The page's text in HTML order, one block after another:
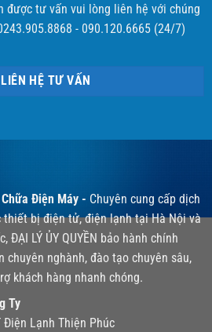
được tư vấn vui lòng liên hệ với chúng
- 090.120.6665 (24/7)
LIÊN HỆ TƯ VẤN
Điện Máy - Chuyên cung cấp dịch
thiết bị điện tử, điện lạnh tại Hà Nội và
ĐẠI LÝ ỦY QUYỀN bảo hành chính
chuyên nghành, đào tạo chuyên sâu,
khách hàng nhanh chóng.
Ty
Điện Lạnh Thiện Phúc